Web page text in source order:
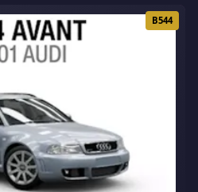
B544